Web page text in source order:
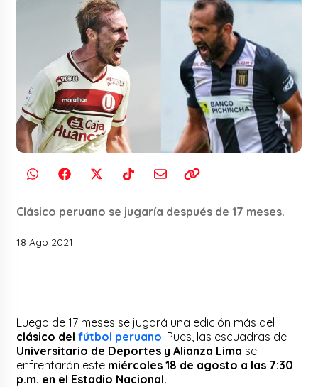
Clásico peruano se jugaría después de 17 meses.
18 Ago 2021
Luego de 17 meses se jugará una edición más del
clásico delfútbol peruano. Pues, las escuadras de
Universitario de Deportes y Alianza Lima se
enfrentarán este miércoles 18 de agosto a las 7:30
p.m. en el Estadio Nacional.